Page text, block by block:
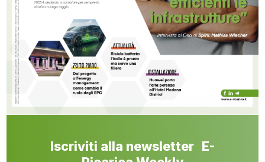
Iscriviti alla newsletter E-